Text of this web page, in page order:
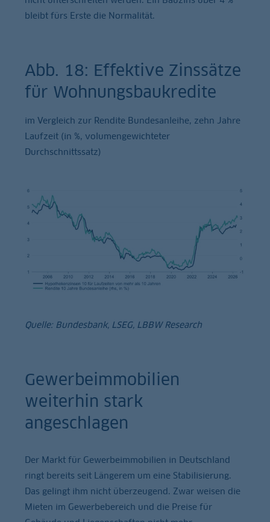
bleibt fürs Erste die Normalität.
Abb. 18: Effektive Zinssätze
für Wohnungsbaukredite
im Vergleich zur Rendite Bundesanleihe, zehn Jahre
Laufzeit (in %, volumengewichteter
Durchschnittssatz)
Quelle: Bundesbank, LSEG, LBBW Research
Gewerbeimmobilien
weiterhin stark
angeschlagen
Der Markt für Gewerbeimmobilien in Deutschland
ringt bereits seit Längerem um eine Stabilisierung.
Das gelingt ihm nicht überzeugend. Zwar weisen die
Mieten im Gewerbebereich und die Preise für